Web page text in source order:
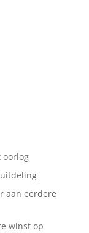
oorlog
aan eerdere
winst op